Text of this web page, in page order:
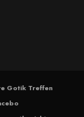
Gotik Treffen